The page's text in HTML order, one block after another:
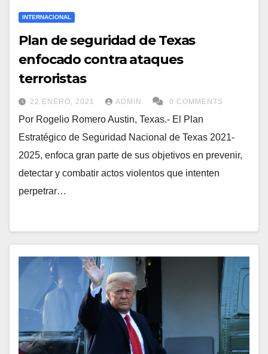
INTERNACIONAL
Plan de seguridad de Texas
enfocado contra ataques
terroristas
22 ENERO, 2021 ADMIN 0 COMMENTS
Por Rogelio Romero Austin, Texas.- El Plan
Estratégico de Seguridad Nacional de Texas 2021-
2025, enfoca gran parte de sus objetivos en prevenir,
detectar y combatir actos violentos que intenten
perpetrar…